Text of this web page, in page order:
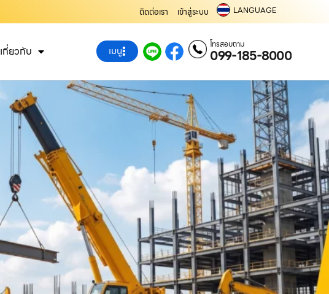
ติดต่อเรา เข้าสู่ระบบ LANGUAGE
เกี่ยวกับ เมนู โทรสอบถาม
099-185-8000